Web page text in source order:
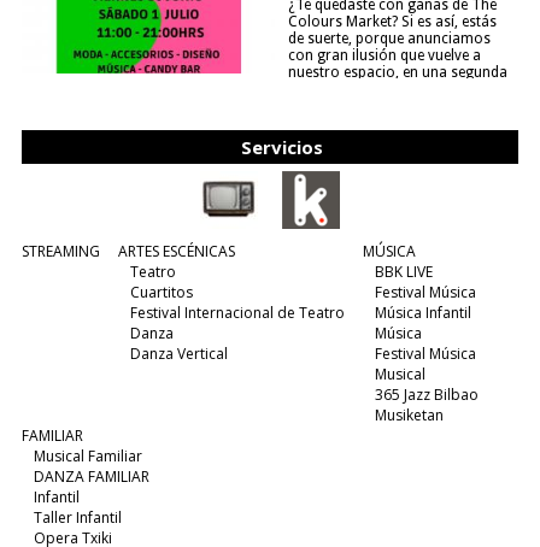
¿Te quedaste con ganas de The
Colours Market? Si es así, estás
de suerte, porque anunciamos
con gran ilusión que vuelve a
nuestro espacio, en una segunda
Servicios
STREAMING
ARTES ESCÉNICAS
Teatro
Cuartitos
Festival Internacional de Teatro
Danza
Danza Vertical
MÚSICA
BBK LIVE
Festival Música
Música Infantil
Música
Festival Música
Musical
365 Jazz Bilbao
Musiketan
FAMILIAR
Musical Familiar
DANZA FAMILIAR
Infantil
Taller Infantil
Opera Txiki